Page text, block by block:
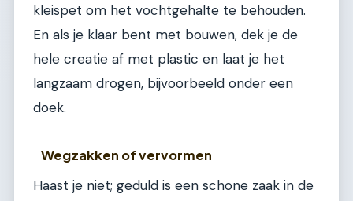
kleispet om het vochtgehalte te behouden.
En als je klaar bent met bouwen, dek je de
hele creatie af met plastic en laat je het
langzaam drogen, bijvoorbeeld onder een
doek.
Wegzakken of vervormen
Haast je niet; geduld is een schone zaak in de